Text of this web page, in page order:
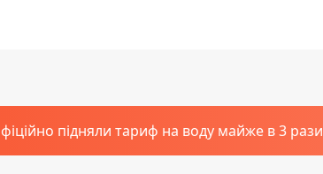
підняли тариф на воду майже в 3 рази